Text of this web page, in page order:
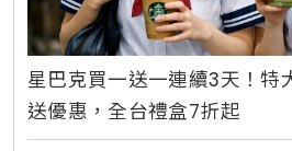
星巴克買一送一連續3天！特
送優惠，全台禮盒7折起